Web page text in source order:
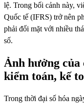
lệ. Trong bối cảnh này,
Quốc tế (IFRS) trở nên
phải đối mặt với nhiều
số.
Ảnh hưởng của
kiểm toán, kế
Trong thời đại số hóa